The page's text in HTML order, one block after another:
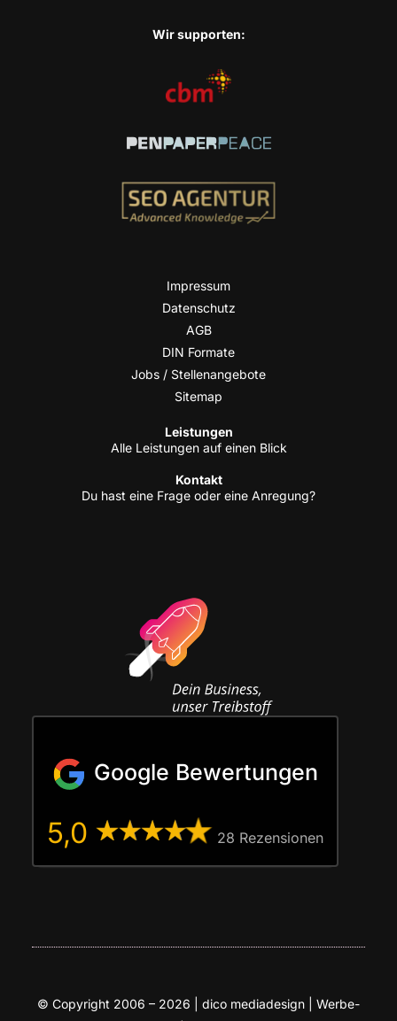
Wir sup­port­en:
Impres­sum
Daten­schutz
AGB
DIN For­ma­te
Jobs / Stellenangebote
Site­map
Leis­tun­gen
Alle Leis­tun­gen auf einen Blick
Kon­takt
Du hast eine Fra­ge oder eine Anregung?
Google Bewertungen
5,0 28 Rezen­sio­nen
© Copy­right 2006 – 2026 | dico media­de­sign | Wer­be­